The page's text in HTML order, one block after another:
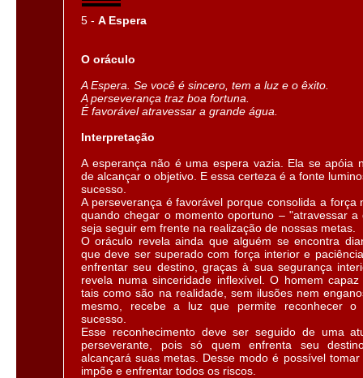
5 - A Espera
O oráculo
A Espera. Se você é sincero, tem a luz e o êxito.
A perseverança traz boa fortuna.
É favorável atravessar a grande água.
Interpretação
A esperança não é uma espera vazia. Ela se apóia
de alcançar o objetivo. E essa certeza é a fonte
sucesso.
A perseverança é favorável porque consolida a força
quando chegar o momento oportuno – "atravessar a
seja seguir em frente na realização de nossas metas.
O oráculo revela ainda que alguém se encontra
que deve ser superado com força interior e
enfrentar seu destino, graças à sua segurança
revela numa sinceridade inflexível. O homem
tais como são na realidade, sem ilusões nem
mesmo, recebe a luz que permite reconhecer
sucesso.
Esse reconhecimento deve ser seguido de uma
perseverante, pois só quem enfrenta seu
alcançará suas metas. Desse modo é possível
impõe e enfrentar todos os riscos.